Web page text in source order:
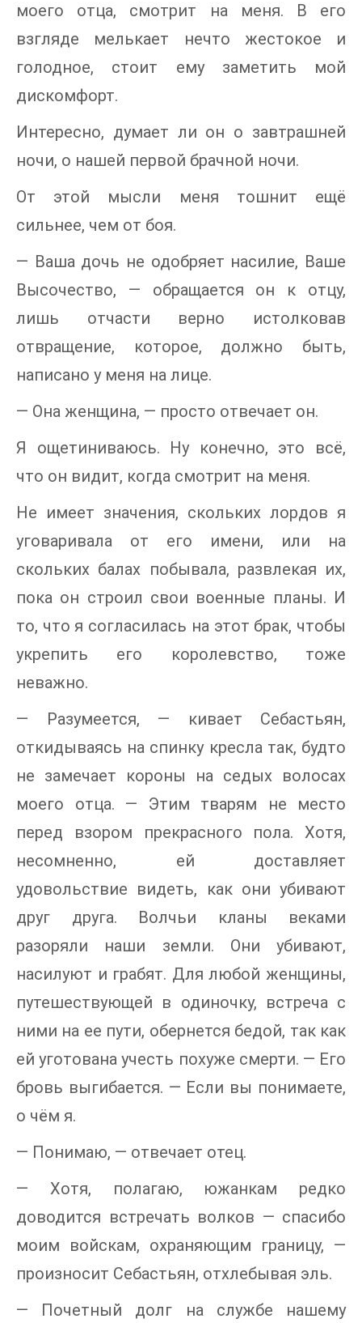
моего отца, смотрит на меня. В его
взгляде мелькает нечто жестокое и
голодное, стоит ему заметить мой
дискомфорт.
Интересно, думает ли он о завтрашней
ночи, о нашей первой брачной ночи.
От этой мысли меня тошнит ещё
сильнее, чем от боя.
— Ваша дочь не одобряет насилие, Ваше
Высочество, — обращается он к отцу,
лишь отчасти верно истолковав
отвращение, которое, должно быть,
написано у меня на лице.
— Она женщина, — просто отвечает он.
Я ощетиниваюсь. Ну конечно, это всё,
что он видит, когда смотрит на меня.
Не имеет значения, скольких лордов я
уговаривала от его имени, или на
скольких балах побывала, развлекая их,
пока он строил свои военные планы. И
то, что я согласилась на этот брак, чтобы
укрепить его королевство, тоже
неважно.
— Разумеется, — кивает Себастьян,
откидываясь на спинку кресла так, будто
не замечает короны на седых волосах
моего отца. — Этим тварям не место
перед взором прекрасного пола. Хотя,
несомненно, ей доставляет
удовольствие видеть, как они убивают
друг друга. Волчьи кланы веками
разоряли наши земли. Они убивают,
насилуют и грабят. Для любой женщины,
путешествующей в одиночку, встреча с
ними на ее пути, обернется бедой, так как
ей уготована учесть похуже смерти. — Его
бровь выгибается. — Если вы понимаете,
о чём я.
— Понимаю, — отвечает отец.
— Хотя, полагаю, южанкам редко
доводится встречать волков — спасибо
моим войскам, охраняющим границу, —
произносит Себастьян, отхлебывая эль.
— Почетный долг на службе нашему